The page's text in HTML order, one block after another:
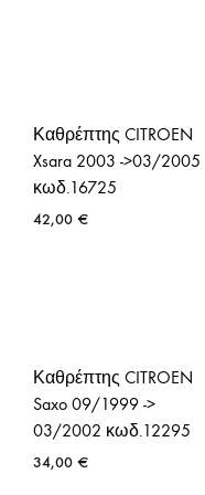
Καθρέπτης CITROEN
Xsara 2003 ->03/2005
κωδ.16725
42,00 €
Καθρέπτης CITROEN
Saxo 09/1999 ->
03/2002 κωδ.12295
34,00 €